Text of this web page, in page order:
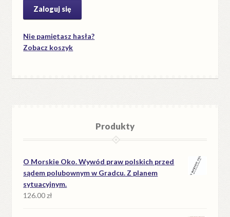
Nie pamiętasz hasła?
Zobacz koszyk
Produkty
O Morskie Oko. Wywód praw polskich przed
sądem polubownym w Gradcu. Z planem
sytuacyjnym.
126.00zł